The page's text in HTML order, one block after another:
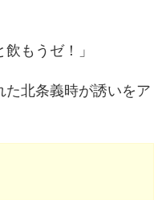
もうゼ！」
北条義時が誘いをア